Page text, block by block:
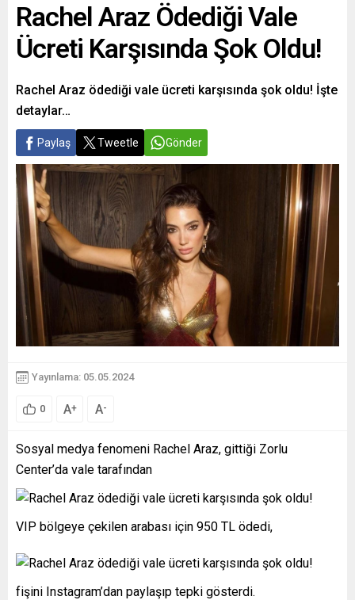
Rachel Araz Ödediği Vale
Ücreti Karşısında Şok Oldu!
Rachel Araz ödediği vale ücreti karşısında şok oldu! İşte
detaylar…
Paylaş Tweetle Gönder
Yayınlama: 05.05.2024
0 A+ A-
Sosyal medya fenomeni Rachel Araz, gittiği Zorlu
Center’da vale tarafından
VIP bölgeye çekilen arabası için 950 TL ödedi,
fişini Instagram’dan paylaşıp tepki gösterdi.